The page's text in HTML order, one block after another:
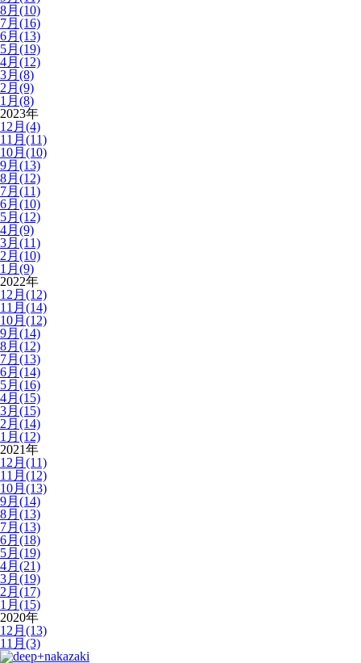
8月(10)
7月(16)
6月(13)
5月(19)
4月(12)
3月(8)
2月(9)
1月(8)
2023年
12月(4)
11月(11)
10月(10)
9月(13)
8月(12)
7月(11)
6月(10)
5月(12)
4月(9)
3月(11)
2月(10)
1月(9)
2022年
12月(12)
11月(14)
10月(12)
9月(14)
8月(12)
7月(13)
6月(14)
5月(16)
4月(15)
3月(15)
2月(14)
1月(12)
2021年
12月(11)
11月(12)
10月(13)
9月(14)
8月(13)
7月(13)
6月(18)
5月(19)
4月(21)
3月(19)
2月(17)
1月(15)
2020年
12月(13)
11月(3)